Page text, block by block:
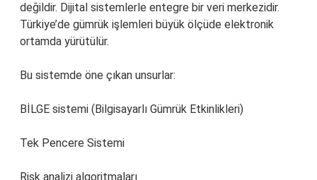
değildir. Dijital sistemlerle entegre bir veri merkezidir.
Türkiye’de gümrük işlemleri büyük ölçüde elektronik
ortamda yürütülür.
Bu sistemde öne çıkan unsurlar:
BİLGE sistemi (Bilgisayarlı Gümrük Etkinlikleri)
Tek Pencere Sistemi
Risk analizi algoritmaları